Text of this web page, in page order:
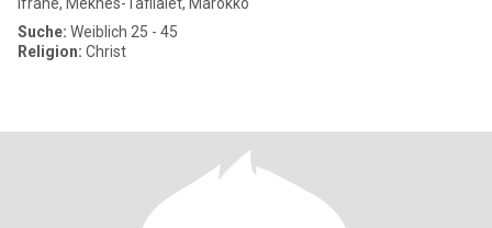
Suche: Weiblich 25 - 45
Religion: Christ